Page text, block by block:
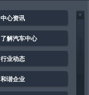
中心资讯
了解汽车中心
行业动态
和谐企业